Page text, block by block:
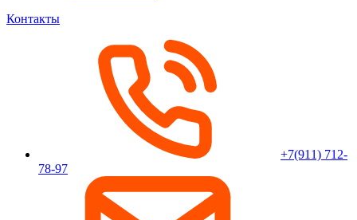
Контакты
+7(911) 712-
78-97